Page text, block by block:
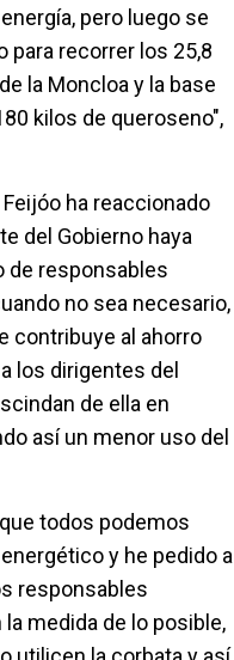
pero luego se
para recorrer los 25,8
la Moncloa y la base
kilos de queroseno",
ha reaccionado
del Gobierno haya
de responsables
no sea necesario,
contribuye al ahorro
los dirigentes del
de ella en
así un menor uso del
todos podemos
y he pedido a
responsables
medida de lo posible,